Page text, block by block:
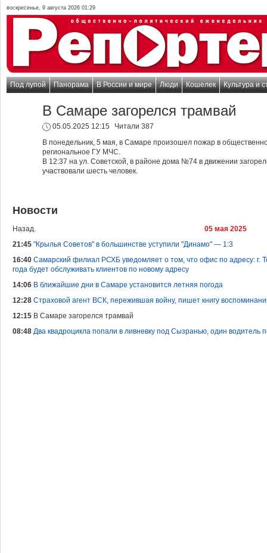
воскресенье, 9 августа 2026 01:29
Под лупой Панорама В России и мире Люди Кошелек Культура и
В Самаре загорелся трамвай
05.05.2025 12:15
Читали 387
В понедельник, 5 мая, в Самаре произошел пожар в
региональное ГУ МЧС.
В 12:37 на ул. Советской, в районе дома №74 в движении
участвовали шесть человек.
Новости
Назад.
05 мая 2025
21:45 "Крылья Советов" в большинстве уступили "Динамо" — 1:3
16:40 Самарский филиал РСХБ уведомляет о том, что офис по адресу: г.
года будет обслуживать клиентов по новому адресу
14:06 В ближайшие дни в Самаре установится летняя погода
12:28 Страховой агент ВСК, пережившая войну, пишет книгу
12:15 В Самаре загорелся трамвай
08:48 Два квадроцикла попали в ливневку под Сызранью, один водитель